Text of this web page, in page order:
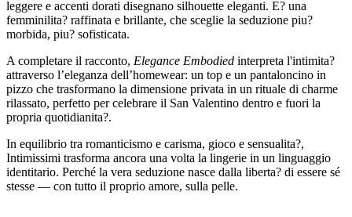
leggere e accenti dorati disegnano silhouette eleganti. E? una
femminilita? raffinata e brillante, che sceglie la seduzione piu?
morbida, piu? sofisticata.
A completare il racconto, Elegance Embodied interpreta l'intimita?
attraverso l’eleganza dell’homewear: un top e un pantaloncino in
pizzo che trasformano la dimensione privata in un rituale di charme
rilassato, perfetto per celebrare il San Valentino dentro e fuori la
propria quotidianita?.
In equilibrio tra romanticismo e carisma, gioco e sensualita?,
Intimissimi trasforma ancora una volta la lingerie in un linguaggio
identitario. Perché la vera seduzione nasce dalla liberta? di essere sé
stesse — con tutto il proprio amore, sulla pelle.